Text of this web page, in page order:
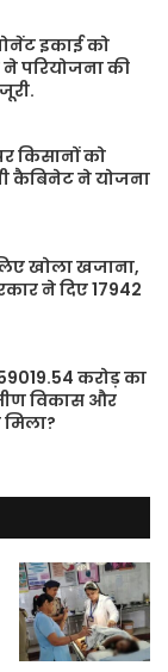
इकाई को
परियोजना की
किसानों को
कैबिनेट ने योजना
खोला खजाना,
ने दिए 17942
करोड़ का
विकास और